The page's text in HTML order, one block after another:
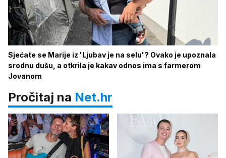
Sjećate se Marije iz 'Ljubav je na selu'? Ovako je upoznala
srodnu dušu, a otkrila je kakav odnos ima s farmerom
Jovanom
Pročitaj na Net.hr